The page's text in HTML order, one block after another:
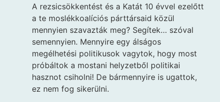
A rezsicsökkentést és a Katát 10 évvel ezelőtt
a te moslékkoalíciós párttársaid közül
mennyien szavazták meg? Segítek… szóval
semennyien. Mennyire egy álságos
megélhetési politikusok vagytok, hogy most
próbáltok a mostani helyzetből politikai
hasznot csiholni! De bármennyire is ugattok,
ez nem fog sikerülni.